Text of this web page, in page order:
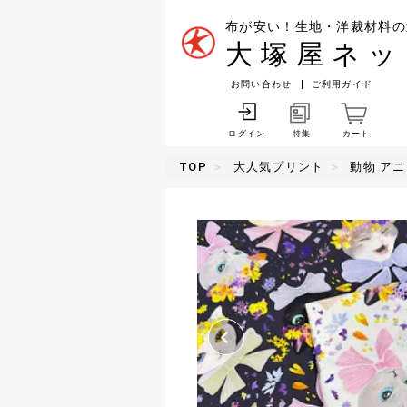
布が安い！生地・洋裁材料
大塚屋ネ
お問い合わせ ご利用ガイド
ログイン 特集 カート
TOP 大人気プリント 動物 ア